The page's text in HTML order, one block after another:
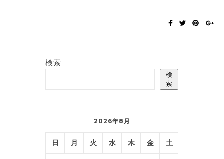
検索
検
索
2026年8月
日 月 火 水 木 金 土